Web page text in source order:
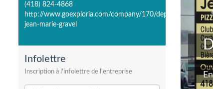
(418) 824-4868
http://www.goexploria.com/company/170/depanneur-
jean-marie-gravel
Infolettre
Inscription à l'infolettre de l'entreprise En savoir plus